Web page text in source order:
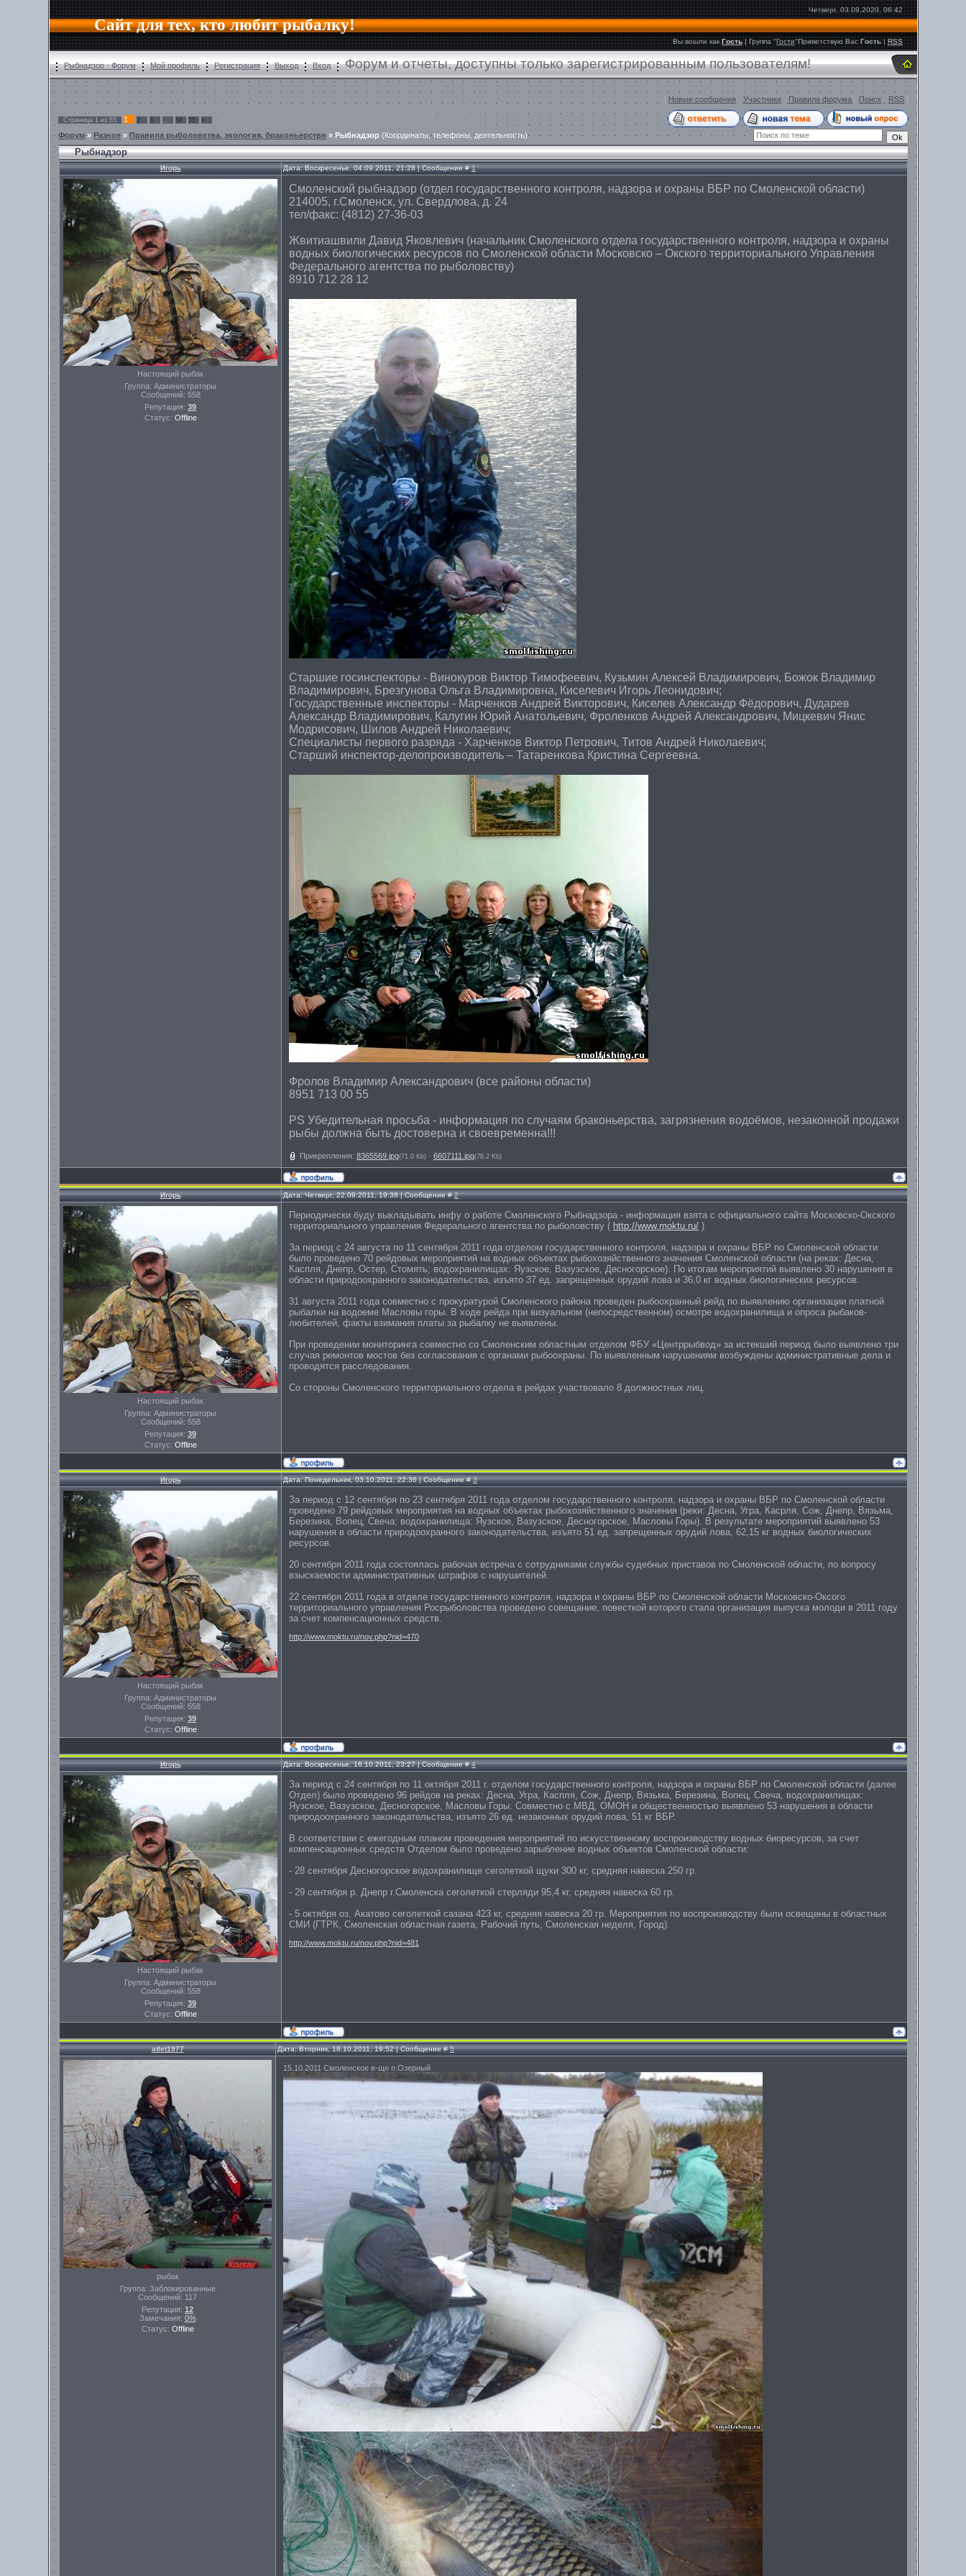
Сайт для тех, кто любит рыбалку!
Четверг, 03.09.2020, 06:42
Вы вошли как Гость|Группа"Гости"Приветствую Вас Гость |RSS
Рыбнадзор - Форум Мой профиль Регистрация Выход Вход Форум и отчеты, доступны только зарегистрированным пользователям!
[ Новые сообщения Участники Правила форума Поиск RSS ]
Страница 1 из 55 1 2 3 … 54 55 »
Форум» Разное » Правила рыболовства, экология, браконьерство »Рыбнадзор (Координаты, телефоны, деятельность)
Рыбнадзор
Игорь Дата: Воскресенье, 04.09.2011, 21:28 | Сообщение #1
Настоящий рыбак
Группа: Администраторы
Сообщений: 558
Репутация: 39
Статус: Offline
Смоленский рыбнадзор (отдел государственного контроля, надзора и охраны ВБР по Смоленской области)
214005, г.Смоленск, ул. Свердлова, д. 24
тел/факс: (4812) 27-36-03
Жвитиашвили Давид Яковлевич (начальник Смоленского отдела государственного контроля, надзора и охраны
водных биологических ресурсов по Смоленской области Московско – Окского территориального Управления
Федерального агентства по рыболовству)
8910 712 28 12
Старшие госинспекторы - Винокуров Виктор Тимофеевич, Кузьмин Алексей Владимирович, Божок Владимир
Владимирович, Брезгунова Ольга Владимировна, Киселевич Игорь Леонидович;
Государственные инспекторы - Марченков Андрей Викторович, Киселев Александр Фёдорович, Дударев
Александр Владимирович, Калугин Юрий Анатольевич, Фроленков Андрей Александрович, Мицкевич Янис
Модрисович, Шилов Андрей Николаевич;
Специалисты первого разряда - Харченков Виктор Петрович, Титов Андрей Николаевич;
Старший инспектор-делопроизводитель – Татаренкова Кристина Сергеевна.
Фролов Владимир Александрович (все районы области)
8951 713 00 55
PS Убедительная просьба - информация по случаям браконьерства, загрязнения водоёмов, незаконной продажи
рыбы должна быть достоверна и своевременна!!!
Прикрепления: 8365569.jpg(71.0 Kb) · 6607111.jpg(78.2 Kb)
Игорь Дата: Четверг, 22.09.2011, 19:38 | Сообщение #2
Настоящий рыбак
Группа: Администраторы
Сообщений: 558
Репутация: 39
Статус: Offline
Периодически буду выкладывать инфу о работе Смоленского Рыбнадзора - информация взята с официального сайта Московско-Окского
территориального управления Федерального агентства по рыболовству ( http://www.moktu.ru/ )
За период с 24 августа по 11 сентября 2011 года отделом государственного контроля, надзора и охраны ВБР по Смоленской области
было проведено 70 рейдовых мероприятий на водных объектах рыбохозяйственного значения Смоленской области (на реках: Десна,
Каспля, Днепр, Остер, Стомять; водохранилищах: Яузское, Вазузское, Десногорское). По итогам мероприятий выявлено 30 нарушения в
области природоохранного законодательства, изъято 37 ед. запрещенных орудий лова и 36,0 кг водных биологических ресурсов.
31 августа 2011 года совместно с прокуратурой Смоленского района проведен рыбоохранный рейд по выявлению организации платной
рыбалки на водоеме Масловы горы. В ходе рейда при визуальном (непосредственном) осмотре водохранилища и опроса рыбаков-
любителей, факты взимания платы за рыбалку не выявлены.
При проведении мониторинга совместно со Смоленским областным отделом ФБУ «Центррыбвод» за истекший период было выявлено три
случая ремонтов мостов без согласования с органами рыбоохраны. По выявленным нарушениям возбуждены административные дела и
проводятся расследования.
Со стороны Смоленского территориального отдела в рейдах участвовало 8 должностных лиц.
Игорь Дата: Понедельник, 03.10.2011, 22:36 | Сообщение #3
Настоящий рыбак
Группа: Администраторы
Сообщений: 558
Репутация: 39
Статус: Offline
За период с 12 сентября по 23 сентября 2011 года отделом государственного контроля, надзора и охраны ВБР по Смоленской области
проведено 79 рейдовых мероприятия на водных объектах рыбохозяйственного значения (реки: Десна, Угра, Касрля, Сож, Днепр, Вязьма,
Березина, Вопец, Свеча; водохранилища: Яузское, Вазузское, Десногорское, Масловы Горы). В результате мероприятий выявлено 53
нарушения в области природоохранного законодательства, изъято 51 ед. запрещенных орудий лова, 62,15 кг водных биологических
ресурсов.
20 сентября 2011 года состоялась рабочая встреча с сотрудниками службы судебных приставов по Смоленской области, по вопросу
взыскаемости административных штрафов с нарушителей.
22 сентября 2011 года в отделе государственного контроля, надзора и охраны ВБР по Смоленской области Московско-Оксого
территориального управления Росрыболовства проведено совещание, повесткой которого стала организация выпуска молоди в 2011 году
за счет компенсационных средств.
http://www.moktu.ru/nov.php?nid=470
Игорь Дата: Воскресенье, 16.10.2011, 23:27 | Сообщение #4
Настоящий рыбак
Группа: Администраторы
Сообщений: 558
Репутация: 39
Статус: Offline
За период с 24 сентября по 11 октября 2011 г. отделом государственного контроля, надзора и охраны ВБР по Смоленской области (далее
Отдел) было проведено 96 рейдов на реках: Десна, Угра, Каспля, Сож, Днепр, Вязьма, Березина, Вопец, Свеча, водохранилищах:
Яузское, Вазузское, Десногорское, Масловы Горы. Совместно с МВД, ОМОН и общественностью выявлено 53 нарушения в области
природоохранного законодательства, изъято 26 ед. незаконных орудий лова, 51 кг ВБР.
В соответствии с ежегодным планом проведения мероприятий по искусственному воспроизводству водных биоресурсов, за счет
компенсационных средств Отделом было проведено зарыбление водных объектов Смоленской области:
- 28 сентября Десногорское водохранилище сеголеткой щуки 300 кг, средняя навеска 250 гр.
- 29 сентября р. Днепр г.Смоленска сеголеткой стерляди 95,4 кг, средняя навеска 60 гр.
- 5 октября оз. Акатово сеголеткой сазана 423 кг, средняя навеска 20 гр. Мероприятия по воспроизводству были освещены в областных
СМИ (ГТРК, Смоленская областная газета, Рабочий путь, Смоленская неделя, Город).
http://www.moktu.ru/nov.php?nid=481
atlet1977 Дата: Вторник, 18.10.2011, 19:52 | Сообщение #5
рыбак
Группа: Заблокированные
Сообщений: 117
Репутация: 12
Замечания: 0%
Статус: Offline
15.10.2011 Смоленское в-ще п.Озерный